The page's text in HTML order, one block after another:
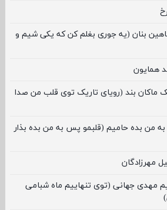
بنان (یه جوری بغلم کن که یکی شیم و
همایون
ماکان بند (رویای تاریک توی قلب من صدا
من بده حامیم (قلبمو پس به من بده بذار
مهرزادگان
مهدی جهانی (توی تنهاییم ماه شبامی